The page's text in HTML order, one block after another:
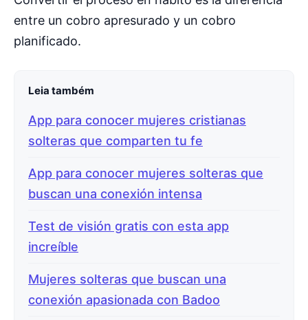
entre un cobro apresurado y un cobro
planificado.
Leia também
App para conocer mujeres cristianas
solteras que comparten tu fe
App para conocer mujeres solteras que
buscan una conexión intensa
Test de visión gratis con esta app
increíble
Mujeres solteras que buscan una
conexión apasionada con Badoo